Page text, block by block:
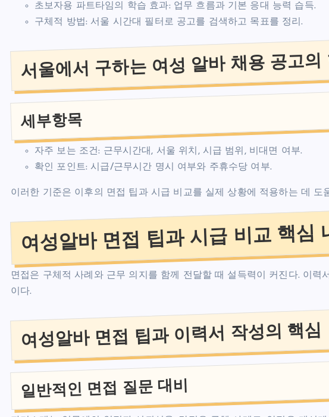
초보자용 파트타임의 학습 효과: 업무 흐름과 기본 응대 능력 습득.
구체적 방법: 서울 시간대 필터로 공고를 검색하고 목표를 정리.
서울에서 구하는 여성 알바 채용 공고
세부항목
자주 보는 조건: 근무시간대, 서울 위치, 시급 범위, 비대면 여부.
확인 포인트: 시급/근무시간 명시 여부와 주휴수당 여부.
이러한 기준은 이후의 면접 팁과 시급 비교를 실제 상황에 적용하는 데 도
여성알바 면접 팁과 시급 비교 핵심
면접은 구체적 사례와 근무 의지를 함께 전달할 때 설득력이 커진다. 이력
이다.
여성알바 면접 팁과 이력서 작성의 핵심
일반적인 면접 질문 대비